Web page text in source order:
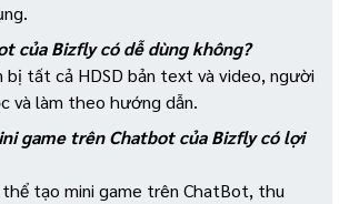
của Bizfly có dễ dùng không?
bị tất cả HDSD bản text và video, người
và làm theo hướng dẫn.
game trên Chatbot của Bizfly có lợi
tạo mini game trên ChatBot, thu